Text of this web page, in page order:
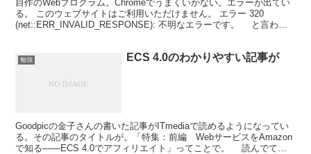
自作のWebプログラム。Chromeでうまくいかない。エラーが出てい
る。 このウェブサイトはご利用いただけません。 エラー 320
(net::ERR_INVALID_RESPONSE): 不明なエラーです。 と言われ
勉強 ECS 4.0のわかりやすい記事が
Goodpicの金子さんの書いた記事がITmediaで読めるようになってい
る。その記事のタイトルが。「特集：前編 WebサービスをAmazon
で知る――ECS 4.0でアフィリエイト」ってことで。 読んでて最